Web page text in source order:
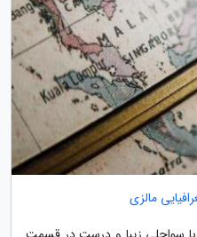
مالزی